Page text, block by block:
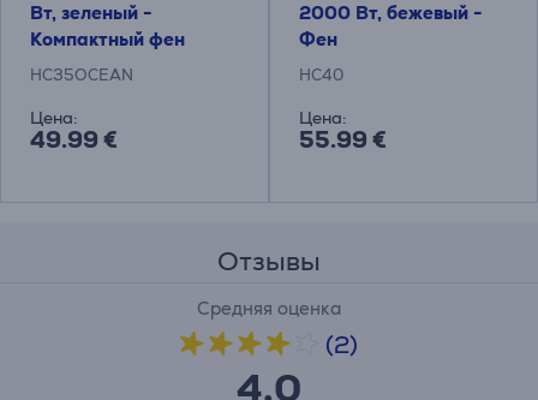
Вт, зеленый -
Компактный фен
HC35OCEAN
Цена:
49.99 €
2000 Вт, бежевый -
Фен
HC40
Цена:
55.99 €
Отзывы
Средняя оценка
(2)
4,0